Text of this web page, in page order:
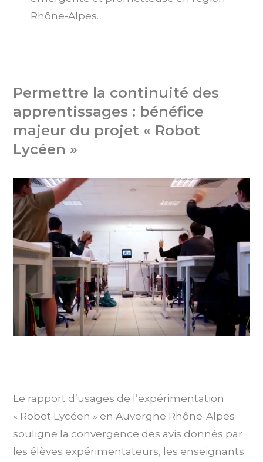
Rhône-Alpes.
Permettre la continuité des
apprentissages : bénéfice
majeur du projet « Robot
Lycéen »
Le rapport d’usages de l’expérimentation
« Robot Lycéen » en Auvergne Rhône-Alpes
souligne la convergence des avis donnés par
les élèves expérimentateurs, les enseignants